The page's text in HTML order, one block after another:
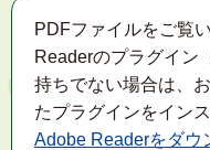
PDFファイルをご覧
Readerのプラグイン
持ちでない場合は、
たプラグインをイン
Adobe Readerをダウ